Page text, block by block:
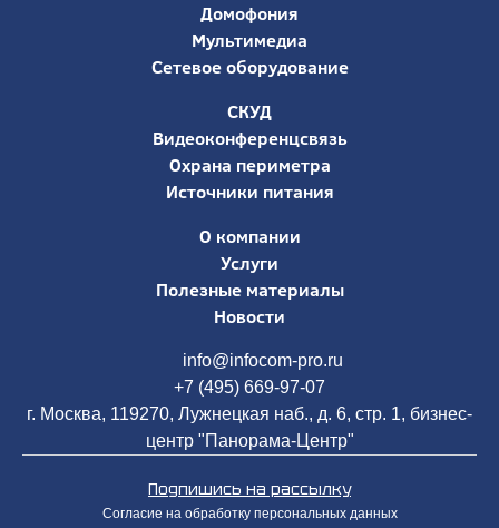
Домофония
Мультимедиа
Сетевое оборудование
СКУД
Видеоконференцсвязь
Охрана периметра
Источники питания
О компании
Услуги
Полезные материалы
Новости
info@infocom-pro.ru
+7 (495) 669-97-07
г. Москва, 119270, Лужнецкая наб., д. 6, стр. 1, бизнес-
центр "Панорама-Центр"
Подпишись на рассылку
Согласие на обработку персональных данных